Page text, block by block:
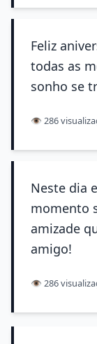
Feliz
todas as
sonho se
👁️ 286
Neste dia
momento
amizade
amigo!
👁️ 286